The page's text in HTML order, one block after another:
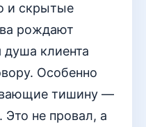
и скрытые
рождают
душа клиента
Особенно
тишину —
не провал, а